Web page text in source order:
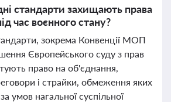
стандарти захищають права
час воєнного стану?
зокрема Конвенції МОП
Європейського суду з прав
право на об'єднання,
і страйки, обмеження яких
умов нагальної суспільної